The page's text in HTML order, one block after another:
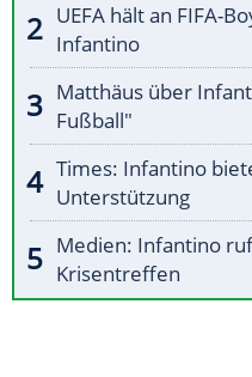
UEFA hält an FIFA-
Infantino
Matthäus über
Fußball"
Times: Infantino
Unterstützung
Medien: Infantino
Krisentreffen